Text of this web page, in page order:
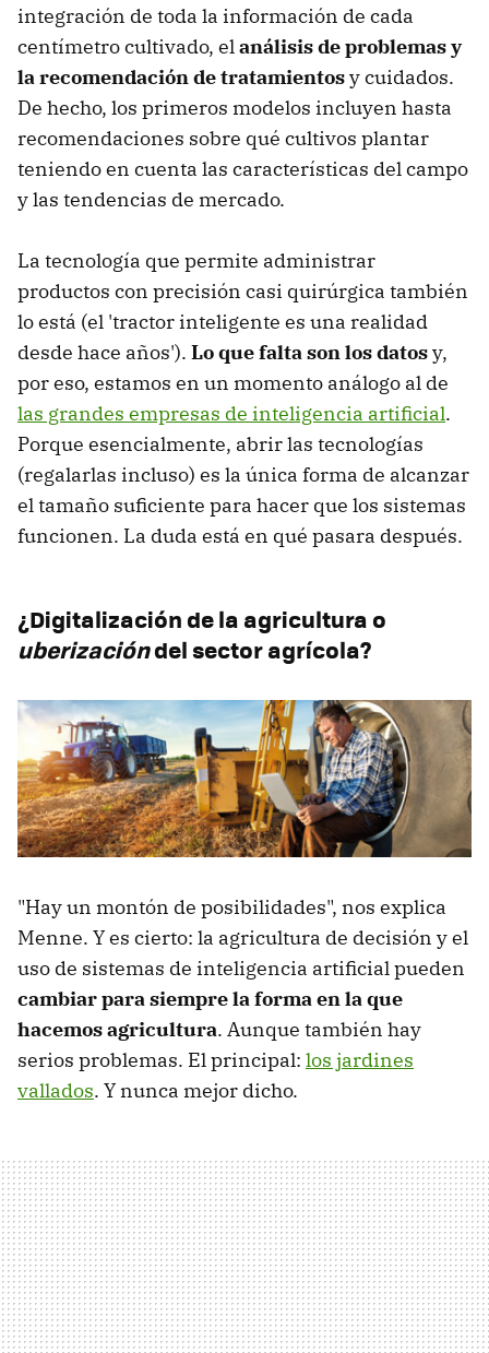
integración de toda la información de cada
centímetro cultivado, el análisis de problemas y
la recomendación de tratamientosy cuidados.
De hecho, los primeros modelos incluyen hasta
recomendaciones sobre qué cultivos plantar
teniendo en cuenta las características del campo
y las tendencias de mercado.
La tecnología que permite administrar
productos con precisión casi quirúrgica también
lo está (el 'tractor inteligente es una realidad
desde hace años'). Lo que falta son los datosy,
por eso, estamos en un momento análogo al de
las grandes empresas de inteligencia artificial.
Porque esencialmente, abrir las tecnologías
(regalarlas incluso) es la única forma de alcanzar
el tamaño suficiente para hacer que los sistemas
funcionen. La duda está en qué pasara después.
¿Digitalización de la agricultura o
uberizacióndel sector agrícola?
"Hay un montón de posibilidades", nos explica
Menne. Y es cierto: la agricultura de decisión y el
uso de sistemas de inteligencia artificial pueden
cambiar para siempre la forma en la que
hacemos agricultura. Aunque también hay
serios problemas. El principal: los jardines
vallados. Y nunca mejor dicho.